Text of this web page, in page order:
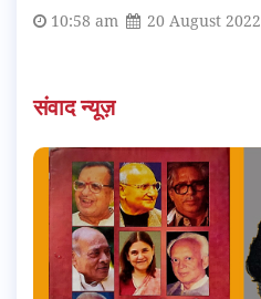
10:58 am 20 August 2022
संवाद न्यूज़